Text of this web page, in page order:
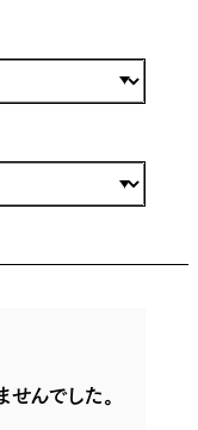
んでした。